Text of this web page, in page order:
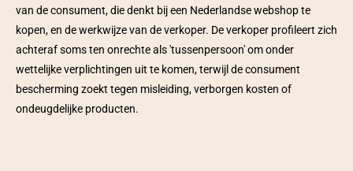
van de consument, die denkt bij een Nederlandse webshop te
kopen, en de werkwijze van de verkoper. De verkoper profileert zich
achteraf soms ten onrechte als 'tussenpersoon' om onder
wettelijke verplichtingen uit te komen, terwijl de consument
bescherming zoekt tegen misleiding, verborgen kosten of
ondeugdelijke producten.